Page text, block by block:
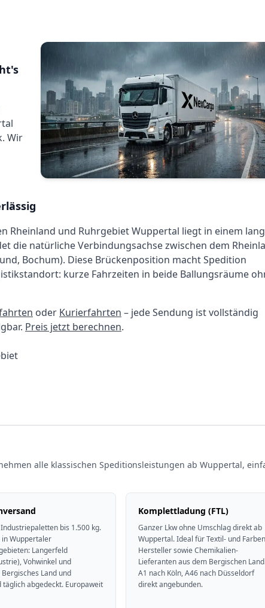
Wir
Rheinland und Ruhrgebiet Wuppertal liegt in einem lang
die natürliche Verbindungsachse zwischen dem
Bochum). Diese Brückenposition macht Spedition
kurze Fahrzeiten in beide Ballungsräume
oder Kurierfahrten – jede Sendung ist vollständig
Preis jetzt berechnen.
alle klassischen Speditionsleistungen ab Wuppertal,
Industriepaletten bis 1.500 kg.
in Wuppertaler
Langerfeld
Vohwinkel und
Bergisches Land und
täglich abgedeckt. Europaweit
Komplettladung (FTL)
Ganzer Lkw ohne Umschlag direkt ab
Wuppertal. Ideal für Textil- und
Hersteller sowie Chemikalien-
Lieferanten aus dem Bergischen
A1 nach Köln, A46 nach Düsseldorf
direkt angebunden.